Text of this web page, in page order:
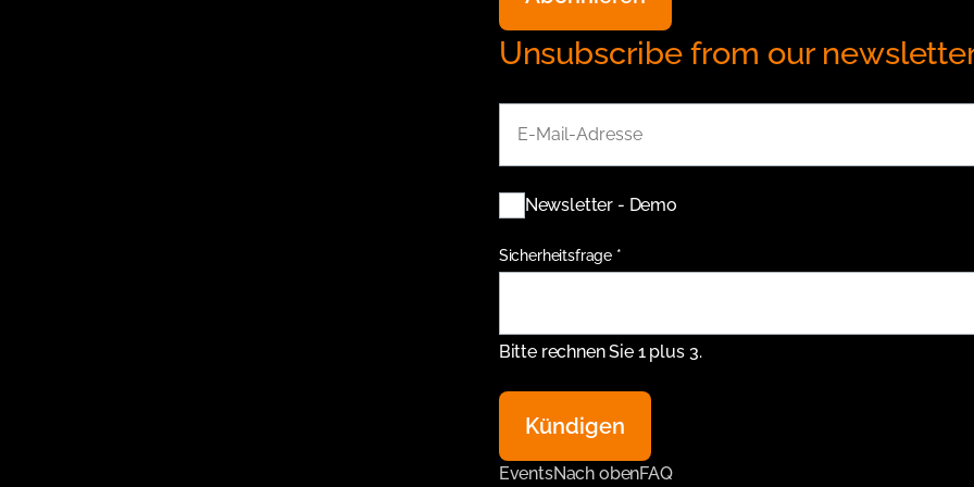
Unsubscribe from our
Mail-
Verteiler
Newsletter - Demo
Pflichtfeld
Sicherheitsfrage *
Bitte rechnen Sie 1 plus 3.
Kündigen
EventsNach obenFAQ